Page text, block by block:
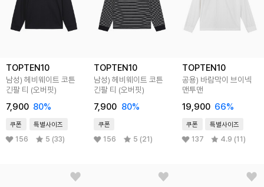
TOPTEN10
남성) 헤비웨이트 코튼
긴팔 티 (오버핏)
7,900 80%
쿠폰 특별사이즈
156 5 (33)
TOPTEN10
남성) 헤비웨이트 코튼
긴팔 티 (오버핏)
7,900 80%
쿠폰
156 5 (21)
TOPTEN10
공용) 바람막이 브이넥
맨투맨
19,900 66%
쿠폰 특별사이즈
137 4.9 (11)